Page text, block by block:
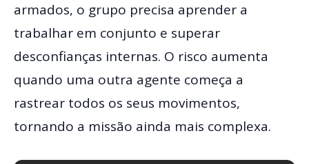
armados, o grupo precisa aprender a
trabalhar em conjunto e superar
desconfianças internas. O risco aumenta
quando uma outra agente começa a
rastrear todos os seus movimentos,
tornando a missão ainda mais complexa.